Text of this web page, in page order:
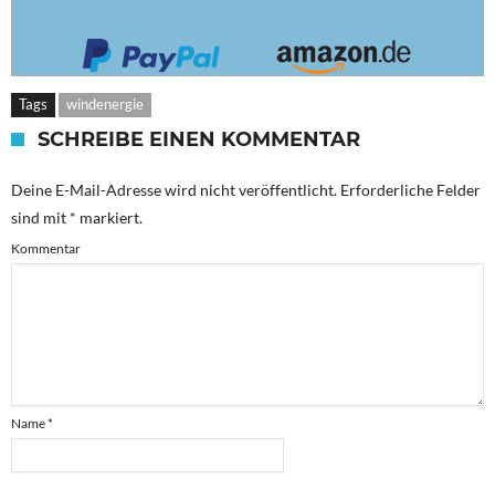
Tags windenergie
SCHREIBE EINEN KOMMENTAR
Deine E-Mail-Adresse wird nicht veröffentlicht. Erforderliche Felder
sind mit * markiert.
Kommentar
Name*